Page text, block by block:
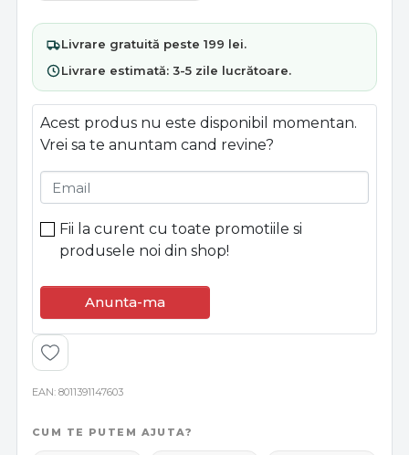
Livrare gratuită peste 199 lei.
Livrare estimată: 3-5 zile lucrătoare.
Acest produs nu este disponibil momentan.
Vrei sa te anuntam cand revine?
Email
Fii la curent cu toate promotiile si
produsele noi din shop!
Anunta-ma
EAN 8011391147603
CUM TE PUTEM AJUTA?